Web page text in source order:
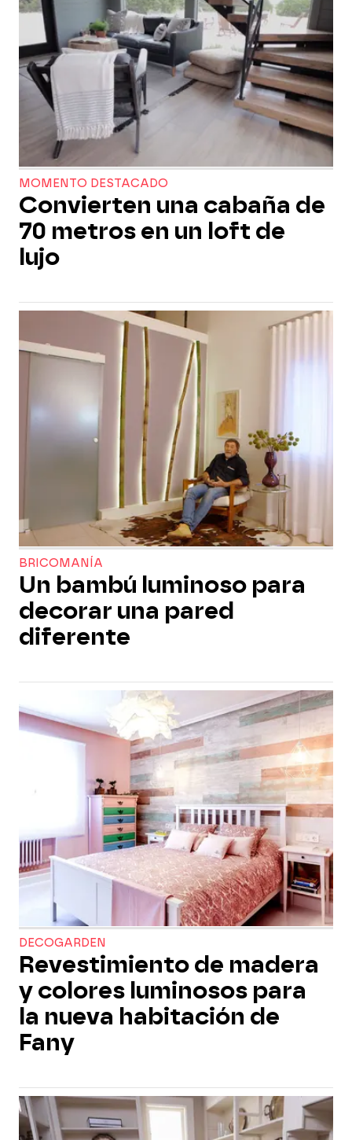
MOMENTO DESTACADO
Convierten una cabaña de
70 metros en un loft de
lujo
BRICOMANÍA
Un bambú luminoso para
decorar una pared
diferente
DECOGARDEN
Revestimiento de madera
y colores luminosos para
la nueva habitación de
Fany